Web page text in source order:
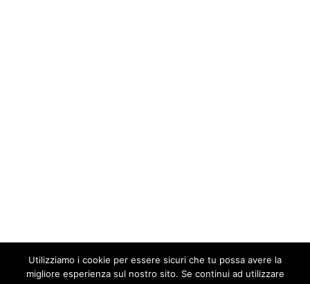
Utilizziamo i cookie per essere sicuri che tu possa avere la
migliore esperienza sul nostro sito. Se continui ad utilizzare